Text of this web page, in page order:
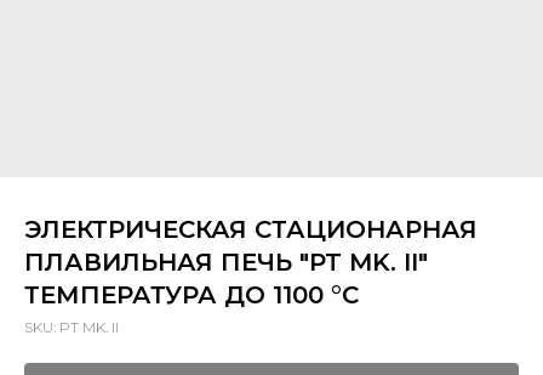
ЭЛЕКТРИЧЕСКАЯ СТАЦИОНАРНАЯ
ПЛАВИЛЬНАЯ ПЕЧЬ "PT MK. II"
ТЕМПЕРАТУРА ДО 1100 °C
SKU: PT MK. II